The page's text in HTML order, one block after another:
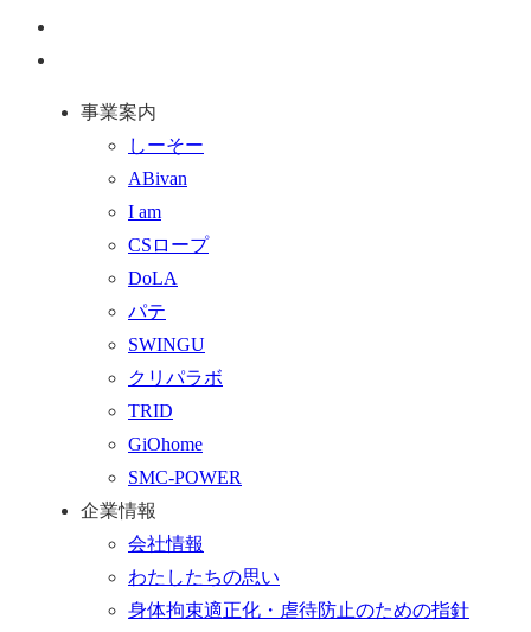
事業案内
しーそー
ABivan
I am
CSロープ
DoLA
パテ
SWINGU
クリパラボ
TRID
GiOhome
SMC-POWER
企業情報
会社情報
わたしたちの思い
身体拘束適正化・虐待防止のための指針